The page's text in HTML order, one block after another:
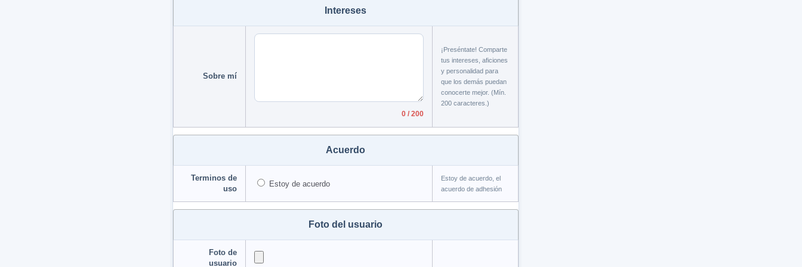
Intereses
Sobre mí
0 / 200
¡Preséntate! Comparte
tus intereses, aficiones
y personalidad para
que los demás puedan
conocerte mejor. (Mín.
200 caracteres.)
Acuerdo
Terminos de
uso
Estoy de acuerdo
Estoy de acuerdo, el
acuerdo de adhesión
Foto del usuario
Foto de
usuario